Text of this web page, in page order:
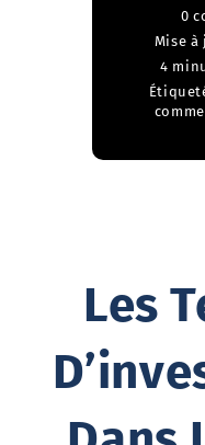
0
Mise à
4
comme
Les